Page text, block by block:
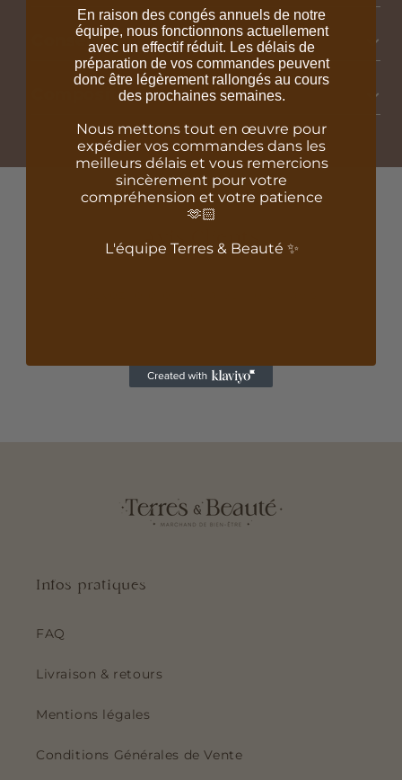
Conseils d'utilisation
Composition
Avis Clients
Infos pratiques
FAQ
Livraison & retours
Mentions légales
Conditions Générales de Vente
En raison des congés annuels de notre
équipe, nous fonctionnons actuellement
avec un effectif réduit. Les délais de
préparation de vos commandes peuvent
donc être légèrement rallongés au cours
des prochaines semaines.
Nous mettons tout en œuvre pour
expédier vos commandes dans les
meilleurs délais et vous remercions
sincèrement pour votre
compréhension et votre patience
🫶🏻
L'équipe Terres & Beauté ✨